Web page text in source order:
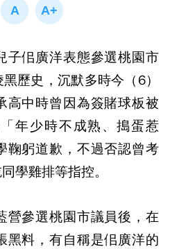
子佀廣洋表態參選桃園市
歷史，沉默多時今（6）
高中時曾因為簽賭球板被
年少時不成熟、搗蛋惹
鞠躬道歉，不過否認曾考
學雞排等指控。
營參選桃園市議員後，在
黑料，有自稱是佀廣洋的